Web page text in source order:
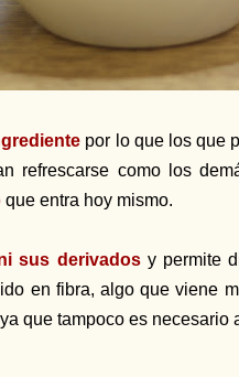
por lo que los que
refrescarse como los
que entra hoy mismo.
sus derivadosy permite
en fibra, algo que viene
que tampoco es necesario